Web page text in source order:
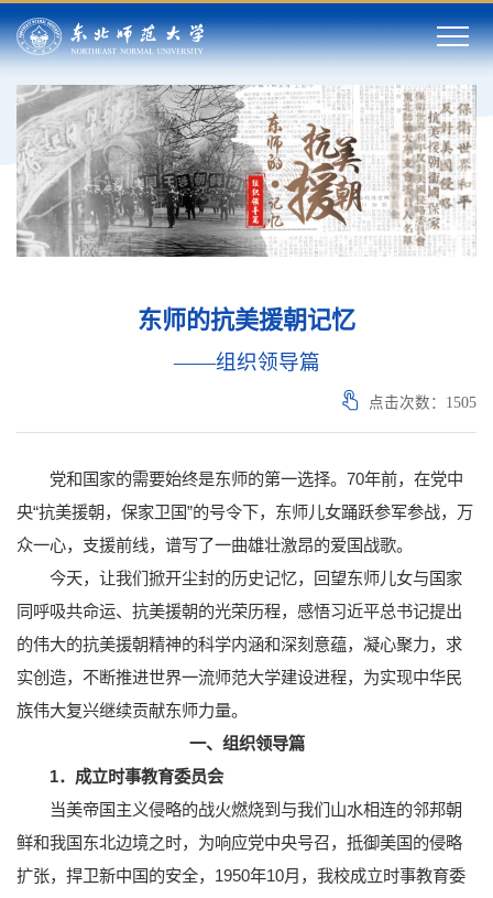
东师的抗美援朝记忆
——组织领导篇
点击次数： 1505
党和国家的需要始终是东师的第一选择。70年前，在党中
央“抗美援朝，保家卫国”的号令下，东师儿女踊跃参军参战，万
众一心，支援前线，谱写了一曲雄壮激昂的爱国战歌。
今天，让我们掀开尘封的历史记忆，回望东师儿女与国家
同呼吸共命运、抗美援朝的光荣历程，感悟习近平总书记提出
的伟大的抗美援朝精神的科学内涵和深刻意蕴，凝心聚力，求
实创造，不断推进世界一流师范大学建设进程，为实现中华民
族伟大复兴继续贡献东师力量。
一、组织领导篇
1．成立时事教育委员会
当美帝国主义侵略的战火燃烧到与我们山水相连的邻邦朝
鲜和我国东北边境之时，为响应党中央号召，抵御美国的侵略
扩张，捍卫新中国的安全，1950年10月，我校成立时事教育委